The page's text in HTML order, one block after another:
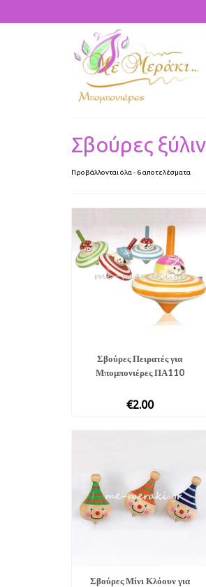
Σβούρες
Προβάλλονται όλα - 6 αποτελέσματα
Σβούρες Πειρατές για
Μπομπονιέρες ΠΑ110
€2.00
Σβούρες Μίνι Κλόουν για